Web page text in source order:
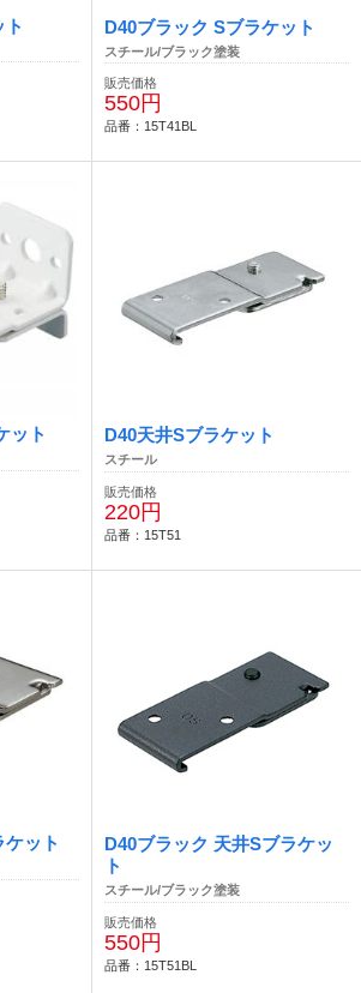
D40ブラック Sブラケット
スチール/ブラック塗装
販売価格
550円
品番：15T41BL
ット D40天井Sブラケット
スチール
販売価格
220円
品番：15T51
ット
D40ブラック 天井Sブラケッ
ト
スチール/ブラック塗装
販売価格
550円
品番：15T51BL